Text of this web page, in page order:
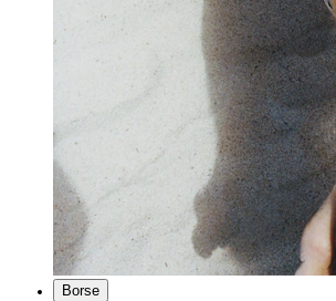
Borse